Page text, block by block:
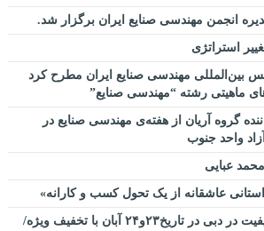
انجمن مهندسی صنایع ایران برگزار شد.
استراتژی
بین‌المللی مهندسی صنایع ایران مطرح کرد
ماهیتی رشته “مهندسی صنایع”
گروه آریان از هفته‌ی مهندسی صنایع در
واحد جنوب
عبایی
عاشقانه از یک تحول کسب و کارانه»
کنفرانس بین المللی کیفیت در دبی در تاریخ۲۳و۲۴ آبان با تخفیف ویژه/